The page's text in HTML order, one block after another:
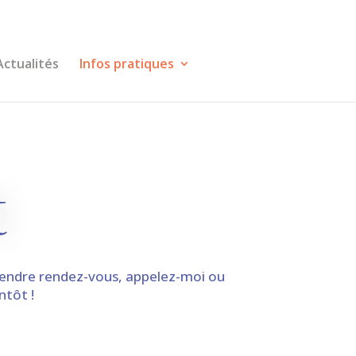
Infos pratiques
rendez-vous, appelez-moi ou
!